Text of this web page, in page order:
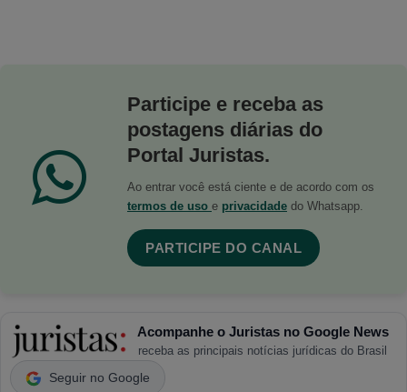
Participe e receba as
postagens diárias do
Portal Juristas.
Ao entrar você está ciente e de acordo com os
termos de uso e privacidade do Whatsapp.
PARTICIPE DO CANAL
Acompanhe o Juristas no Google News
receba as principais notícias jurídicas do Brasil
Seguir no Google